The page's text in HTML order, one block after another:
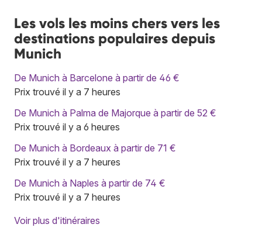
Les vols les moins chers vers les
destinations populaires depuis
Munich
De Munich à Barcelone à partir de 46 €
Prix trouvé il y a 7 heures
De Munich à Palma de Majorque à partir de 52 €
Prix trouvé il y a 6 heures
De Munich à Bordeaux à partir de 71 €
Prix trouvé il y a 7 heures
De Munich à Naples à partir de 74 €
Prix trouvé il y a 7 heures
Voir plus d'itinéraires